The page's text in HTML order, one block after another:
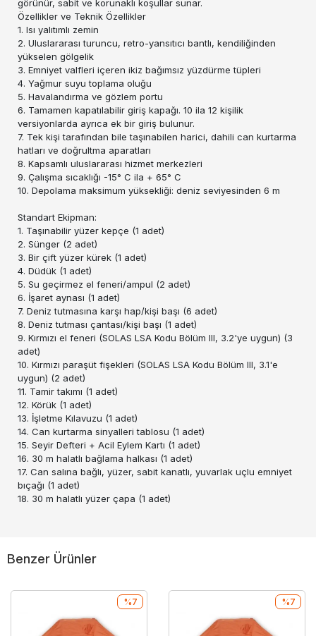
görünür, sabit ve korunaklı koşullar sunar.
Özellikler ve Teknik Özellikler
1. Isı yalıtımlı zemin
2. Uluslararası turuncu, retro-yansıtıcı bantlı, kendiliğinden
yükselen gölgelik
3. Emniyet valfleri içeren ikiz bağımsız yüzdürme tüpleri
4. Yağmur suyu toplama oluğu
5. Havalandırma ve gözlem portu
6. Tamamen kapatılabilir giriş kapağı. 10 ila 12 kişilik
versiyonlarda ayrıca ek bir giriş bulunur.
7. Tek kişi tarafından bile taşınabilen harici, dahili can kurtarma
hatları ve doğrultma aparatları
8. Kapsamlı uluslararası hizmet merkezleri
9. Çalışma sıcaklığı -15° C ila + 65° C
10. Depolama maksimum yüksekliği: deniz seviyesinden 6 m
Standart Ekipman:
1. Taşınabilir yüzer kepçe (1 adet)
2. Sünger (2 adet)
3. Bir çift yüzer kürek (1 adet)
4. Düdük (1 adet)
5. Su geçirmez el feneri/ampul (2 adet)
6. İşaret aynası (1 adet)
7. Deniz tutmasına karşı hap/kişi başı (6 adet)
8. Deniz tutması çantası/kişi başı (1 adet)
9. Kırmızı el feneri (SOLAS LSA Kodu Bölüm III, 3.2'ye uygun) (3
adet)
10. Kırmızı paraşüt fişekleri (SOLAS LSA Kodu Bölüm III, 3.1'e
uygun) (2 adet)
11. Tamir takımı (1 adet)
12. Körük (1 adet)
13. İşletme Kılavuzu (1 adet)
14. Can kurtarma sinyalleri tablosu (1 adet)
15. Seyir Defteri + Acil Eylem Kartı (1 adet)
16. 30 m halatlı bağlama halkası (1 adet)
17. Can salına bağlı, yüzer, sabit kanatlı, yuvarlak uçlu emniyet
bıçağı (1 adet)
18. 30 m halatlı yüzer çapa (1 adet)
Benzer Ürünler
%7 %7